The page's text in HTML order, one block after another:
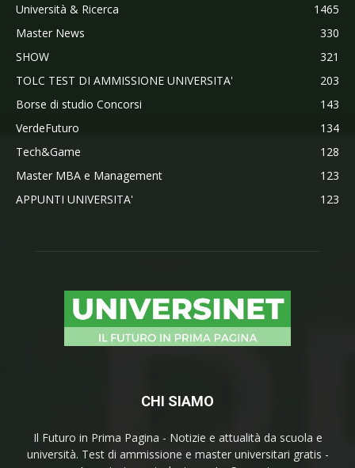
Università & Ricerca
1465
Master News
330
SHOW
321
TOLC TEST DI AMMISSIONE UNIVERSITA'
203
Borse di studio Concorsi
143
VerdeFuturo
134
Tech&Game
128
Master MBA e Management
123
APPUNTI UNIVERSITA'
123
CHI SIAMO
Il Futuro in Prima Pagina - Notizie e attualità da scuola e
università. Test di ammissione e master universitari gratis -